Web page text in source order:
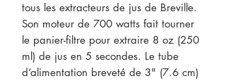
tous les extracteurs de jus de Breville.
Son moteur de 700 watts fait tourner
le panier-filtre pour extraire 8 oz (250
ml) de jus en 5 secondes. Le tube
d’alimentation breveté de 3" (7.6 cm)